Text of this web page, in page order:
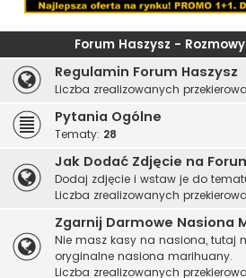
Forum Haszysz -
Regulamin Forum Haszysz
Liczba zrealizowanych
Pytania Ogólne
Tematy: 28
Jak Dodać Zdjęcie na
Dodaj zdjęcie i wstaw je do
Liczba zrealizowanych
Zgarnij Darmowe Nasiona
Nie masz kasy na nasiona, tutaj
oryginalne nasiona marihuany.
Liczba zrealizowanych